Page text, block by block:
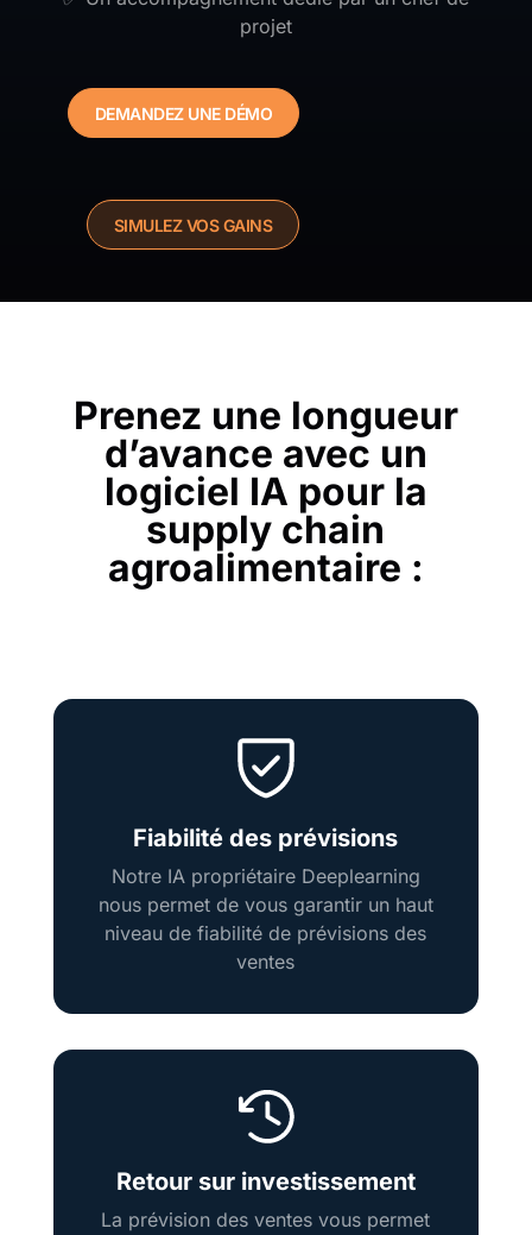
projet
DEMANDEZ UNE DÉMO
SIMULEZ VOS GAINS
Prenez une longueur
d’avance avec un
logiciel IA pour la
supply chain
agroalimentaire :
Fiabilité des prévisions
Notre IA propriétaire Deeplearning
nous permet de vous garantir un haut
niveau de fiabilité de prévisions des
ventes
Retour sur investissement
La prévision des ventes vous permet